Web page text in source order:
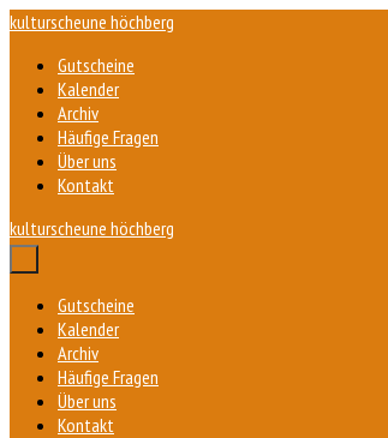
Zum
springen
kulturscheune höchberg
Gutscheine
Kalender
Archiv
Häufige Fragen
Über uns
Kontakt
kulturscheune höchberg
Menü-
Gutscheine
Kalender
Archiv
Häufige Fragen
Über uns
Kontakt